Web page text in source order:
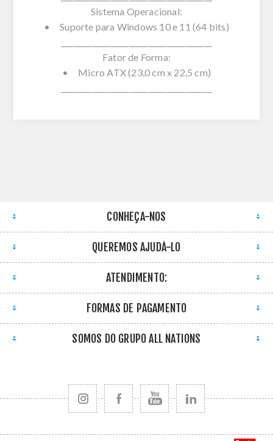
Sistema Operacional:
• Suporte para Windows 10 e 11 (64 bits)
Fator de Forma:
• Micro ATX (23,0 cm x 22,5 cm)
CONHEÇA-NOS
QUEREMOS AJUDÁ-LO
ATENDIMENTO:
FORMAS DE PAGAMENTO
SOMOS DO GRUPO ALL NATIONS